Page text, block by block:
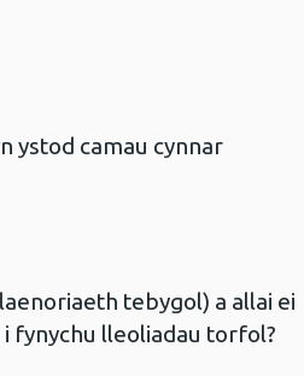
ystod camau cynnar
tebygol) a allai ei
i fynychu lleoliadau torfol?